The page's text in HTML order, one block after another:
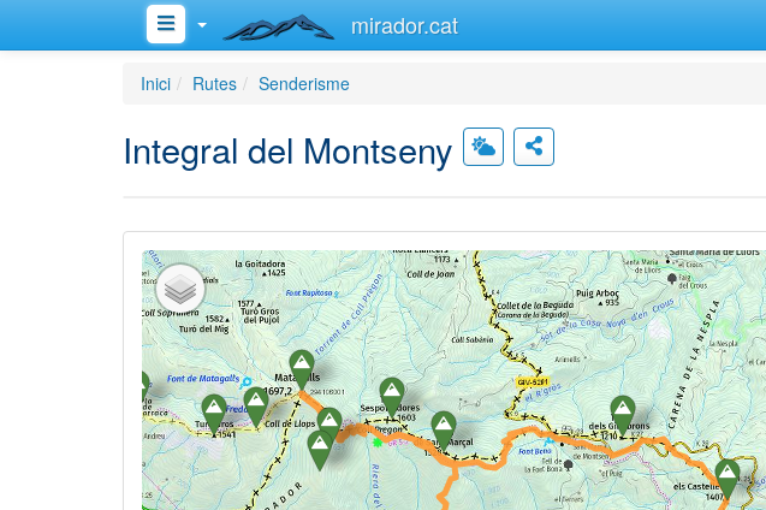
mirador.cat
Inici Rutes Senderisme
Integral del Montseny